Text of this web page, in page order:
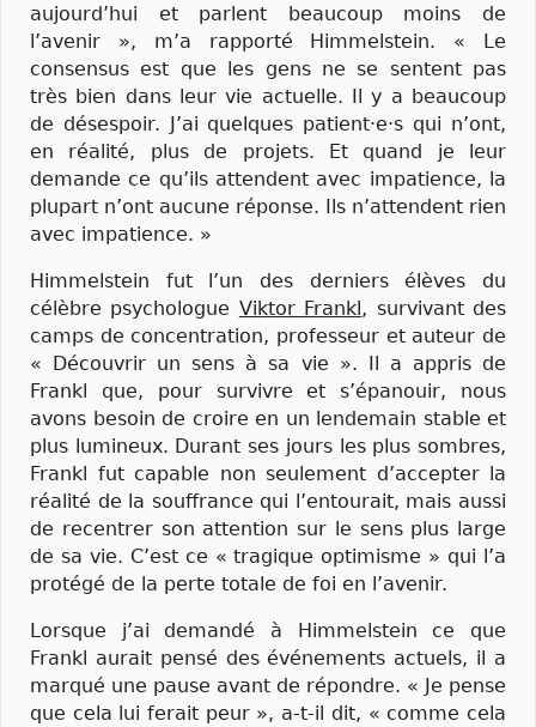
aujourd’hui et parlent beaucoup moins de
l’avenir », m’a rapporté Himmelstein. « Le
consensus est que les gens ne se sentent pas
très bien dans leur vie actuelle. Il y a beaucoup
de désespoir. J’ai quelques patient·e·s qui n’ont,
en réalité, plus de projets. Et quand je leur
demande ce qu’ils attendent avec impatience, la
plupart n’ont aucune réponse. Ils n’attendent rien
avec impatience. »
Himmelstein fut l’un des derniers élèves du
célèbre psychologue Viktor Frankl, survivant des
camps de concentration, professeur et auteur de
« Découvrir un sens à sa vie ». Il a appris de
Frankl que, pour survivre et s’épanouir, nous
avons besoin de croire en un lendemain stable et
plus lumineux. Durant ses jours les plus sombres,
Frankl fut capable non seulement d’accepter la
réalité de la souffrance qui l’entourait, mais aussi
de recentrer son attention sur le sens plus large
de sa vie. C’est ce « tragique optimisme » qui l’a
protégé de la perte totale de foi en l’avenir.
Lorsque j’ai demandé à Himmelstein ce que
Frankl aurait pensé des événements actuels, il a
marqué une pause avant de répondre. « Je pense
que cela lui ferait peur », a-t-il dit, « comme cela